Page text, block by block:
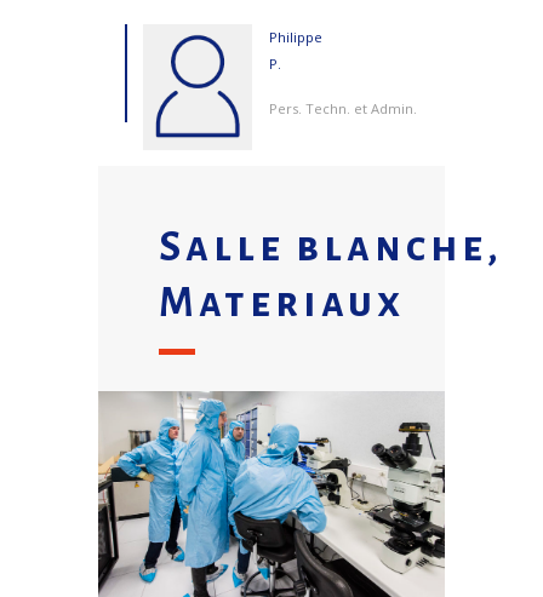
Philippe
P.
Pers. Techn. et Admin.
Salle blanche,
Materiaux